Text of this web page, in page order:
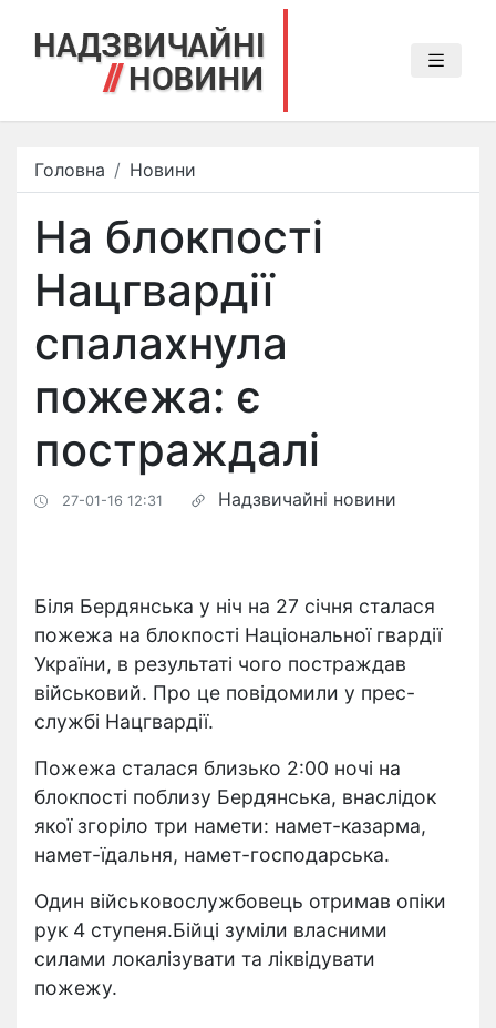
Головна Новини
На блокпості
Нацгвардії
спалахнула
пожежа: є
постраждалі
27-01-16 12:31 Надзвичайні новини
Біля Бердянська у ніч на 27 січня сталася
пожежа на блокпості Національної гвардії
України, в результаті чого постраждав
військовий. Про це повідомили у прес-
службі Нацгвардії.
Пожежа сталася близько 2:00 ночі на
блокпості поблизу Бердянська, внаслідок
якої згоріло три намети: намет-казарма,
намет-їдальня, намет-господарська.
Один військовослужбовець отримав опіки
рук 4 ступеня.Бійці зуміли власними
силами локалізувати та ліквідувати
пожежу.